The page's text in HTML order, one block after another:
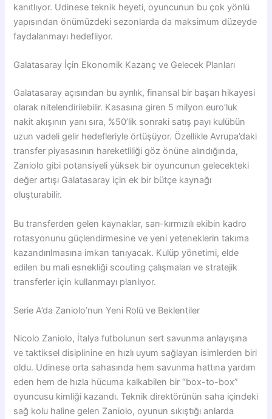
kanıtlıyor. Udinese teknik heyeti, oyuncunun bu çok yönlü
yapısından önümüzdeki sezonlarda da maksimum düzeyde
faydalanmayı hedefliyor.
Galatasaray İçin Ekonomik Kazanç ve Gelecek Planları
Galatasaray açısından bu ayrılık, finansal bir başarı hikayesi
olarak nitelendirilebilir. Kasasına giren 5 milyon euro’luk
nakit akışının yanı sıra, %50’lik sonraki satış payı kulübün
uzun vadeli gelir hedefleriyle örtüşüyor. Özellikle Avrupa’daki
transfer piyasasının hareketliliği göz önüne alındığında,
Zaniolo gibi potansiyeli yüksek bir oyuncunun gelecekteki
değer artışı Galatasaray için ek bir bütçe kaynağı
oluşturabilir.
Bu transferden gelen kaynaklar, sarı-kırmızılı ekibin kadro
rotasyonunu güçlendirmesine ve yeni yeteneklerin takıma
kazandırılmasına imkan tanıyacak. Kulüp yönetimi, elde
edilen bu mali esnekliği scouting çalışmaları ve stratejik
transferler için kullanmayı planlıyor.
Serie A’da Zaniolo’nun Yeni Rolü ve Beklentiler
Nicolo Zaniolo, İtalya futbolunun sert savunma anlayışına
ve taktiksel disiplinine en hızlı uyum sağlayan isimlerden biri
oldu. Udinese orta sahasında hem savunma hattına yardım
eden hem de hızla hücuma kalkabilen bir “box-to-box”
oyuncusu kimliği kazandı. Teknik direktörünün saha içindeki
sağ kolu haline gelen Zaniolo, oyunun sıkıştığı anlarda